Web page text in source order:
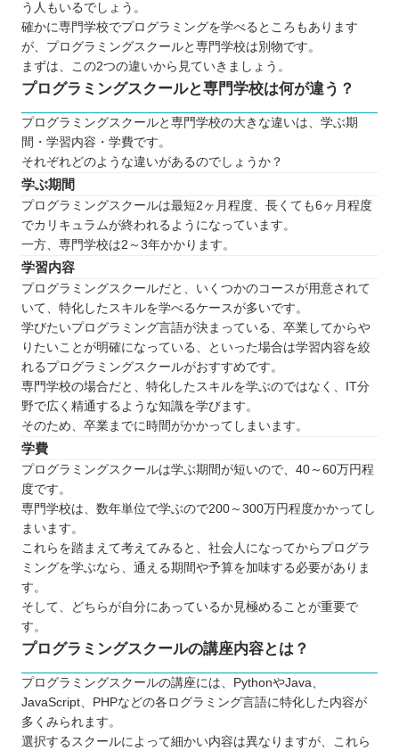
エンジニアとして副業を始めたい
プログラミング言語を学んで転職に役立て
たい
【島根】社会人がプログラミングを学ぶなら目的を
定めよう！
自分の住んでるエリアでプログラミングスクールを
探したい⭐️
関東
中部
中国
四国
九州 / 沖縄
う人もいるでしょう。
確かに専門学校でプログラミングを学べるところもあります
が、プログラミングスクールと専門学校は別物です。
まずは、この2つの違いから見ていきましょう。
プログラミングスクールと専門学校は何が違う？
プログラミングスクールと専門学校の大きな違いは、学ぶ期
間・学習内容・学費です。
それぞれどのような違いがあるのでしょうか？
学ぶ期間
プログラミングスクールは最短2ヶ月程度、長くても6ヶ月程度
でカリキュラムが終われるようになっています。
一方、専門学校は2～3年かかります。
学習内容
プログラミングスクールだと、いくつかのコースが用意されて
いて、特化したスキルを学べるケースが多いです。
学びたいプログラミング言語が決まっている、卒業してからや
りたいことが明確になっている、といった場合は学習内容を絞
れるプログラミングスクールがおすすめです。
専門学校の場合だと、特化したスキルを学ぶのではなく、IT分
野で広く精通するような知識を学びます。
そのため、卒業までに時間がかかってしまいます。
学費
プログラミングスクールは学ぶ期間が短いので、40～60万円程
度です。
専門学校は、数年単位で学ぶので200～300万円程度かかってし
まいます。
これらを踏まえて考えてみると、社会人になってからプログラ
ミングを学ぶなら、通える期間や予算を加味する必要がありま
す。
そして、どちらが自分にあっているか見極めることが重要で
す。
プログラミングスクールの講座内容とは？
プログラミングスクールの講座には、PythonやJava、
JavaScript、PHPなどの各ログラミング言語に特化した内容が
多くみられます。
選択するスクールによって細かい内容は異なりますが、これら